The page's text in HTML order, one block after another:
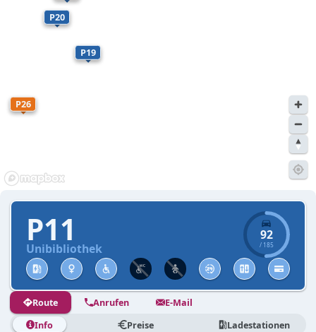
P19
P26
P20
P11
Unibibliothek
92
/ 185
Route Anrufen
E-Mail
Info
Preise
Ladestationen